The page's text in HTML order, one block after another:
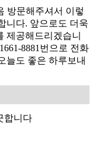
방문해주셔서 이렇
니다. 앞으로도 더욱
제공해드리겠습니
8881번으로 전화
늘도 좋은 하루보내
합니다